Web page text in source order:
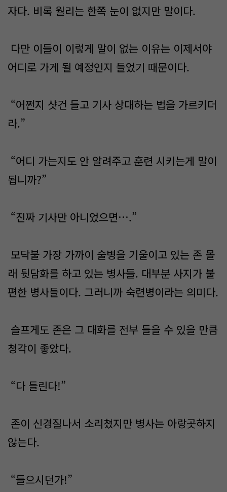
자다. 비록 월리는 한쪽 눈이 없지만 말이다.
다만 이들이 이렇게 말이 없는 이유는 이제서야
어디로 가게 될 예정인지 들었기 때문이다.
“어쩐지 샷건 들고 기사 상대하는 법을 가르키더
라.”
“어디 가는지도 안 알려주고 훈련 시키는게 말이
됩니까?”
“진짜 기사만 아니었으면….”
모닥불 가장 가까이 술병을 기울이고 있는 존 몰
래 뒷담화를 하고 있는 병사들. 대부분 사지가 불
편한 병사들이다. 그러니까 숙련병이라는 의미다.
슬프게도 존은 그 대화를 전부 들을 수 있을 만큼
청각이 좋았다.
“다 들린다!”
존이 신경질나서 소리쳤지만 병사는 아랑곳하지
않는다.
“들으시던가!”